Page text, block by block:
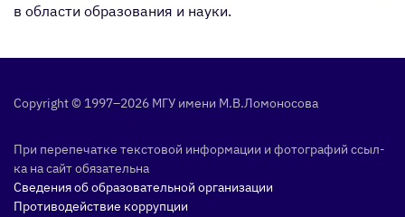
в области образования и науки.
Copyright © 1997–2026 МГУ име­ни М.В.Ло­моно­сова
При пе­репе­чат­ке тек­сто­вой ин­форма­ции и фо­тог­ра­фий ссыл­
ка на сайт обя­затель­на
Сведения об образовательной организации
Противодействие коррупции